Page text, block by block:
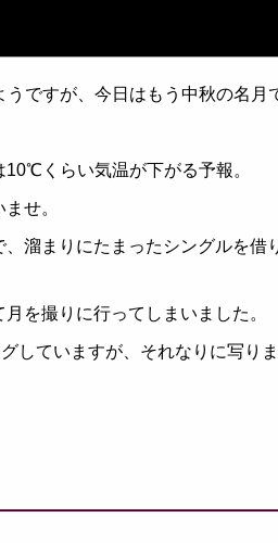
ですが、今日はもう中秋の名月
くらい気温が下がる予報。
せ。
溜まりにたまったシングルを
を撮りに行ってしまいました。
していますが、それなりに写りま